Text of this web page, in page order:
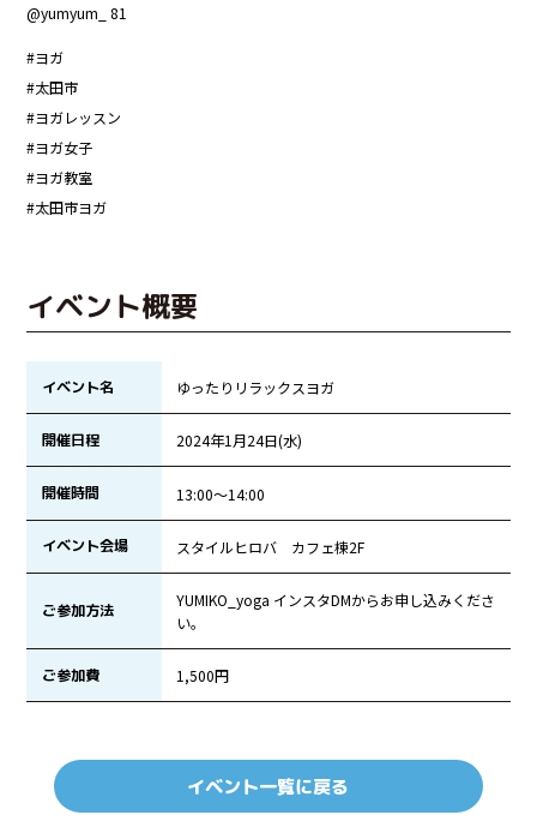
@yumyum_ 81
#ヨガ
#太田市
#ヨガレッスン
#ヨガ女子
#ヨガ教室
#太田市ヨガ
イベント概要
イベント名 ゆったりリラックスヨガ
開催日程 2024年1月24日(水)
開催時間 13:00〜14:00
イベント会場 スタイルヒロバ カフェ棟2F
ご参加方法
YUMIKO_yoga インスタDMからお申し込みくださ
い。
ご参加費 1,500円
イベント一覧に戻る